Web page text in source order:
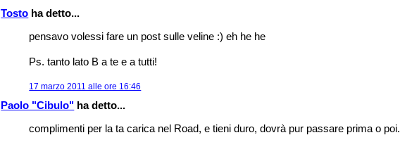
Tosto ha detto...
pensavo volessi fare un post sulle veline :) eh he he
Ps. tanto lato B a te e a tutti!
17 marzo 2011 alle ore 16:46
Paolo "Cibulo" ha detto...
complimenti per la ta carica nel Road, e tieni duro, dovrà pur passare prima o poi.